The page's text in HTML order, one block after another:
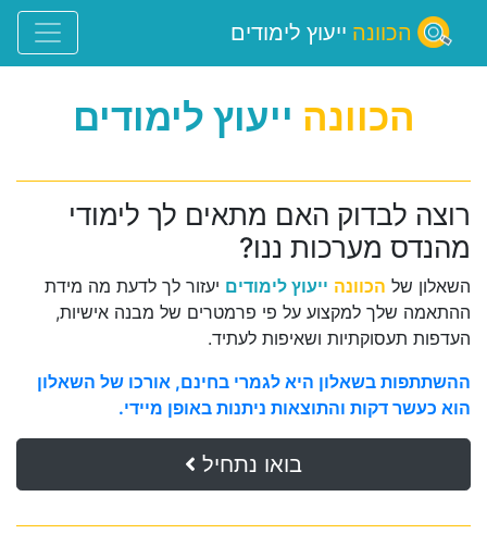
הכוונה ייעוץ לימודים
הכוונה ייעוץ לימודים
רוצה לבדוק האם מתאים לך לימודי
מהנדס מערכות ננו?
השאלון של הכוונה ייעוץ לימודים יעזור לך לדעת מה מידת
ההתאמה שלך למקצוע על פי פרמטרים של מבנה אישיות,
העדפות תעסוקתיות ושאיפות לעתיד.
ההשתתפות בשאלון היא לגמרי בחינם, אורכו של השאלון
הוא כעשר דקות והתוצאות ניתנות באופן מיידי.
בואו נתחיל